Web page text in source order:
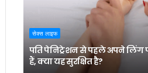
सेक्स लाइफ
पति पेनिट्रेशन से पहले अपने लिंग
हैं, क्या यह सुरक्षित है?